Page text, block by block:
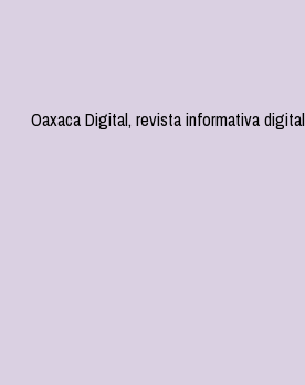
Oaxaca Digital, revista informativa digital